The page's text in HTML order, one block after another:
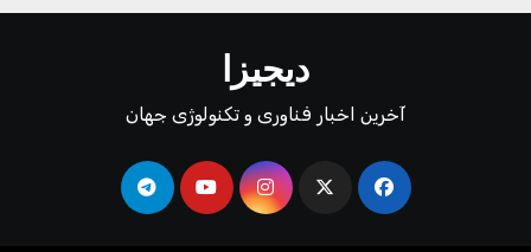
دیجیزا
آخرین اخبار فناوری و تکنولوژی جهان